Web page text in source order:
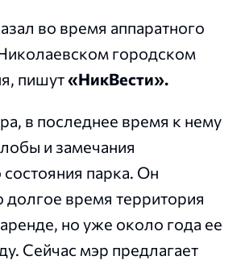
во время аппаратного
городском
пишут«НикВести».
в последнее время к нему
и замечания
состояния парка. Он
долгое время территория
но уже около года ее
Сейчас мэр предлагает